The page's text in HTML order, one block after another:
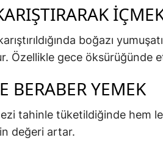
boğazı
Özellikle gece öksürüğünde
BERABER YEMEK
tahinle tüketildiğinde hem
değeri artar.